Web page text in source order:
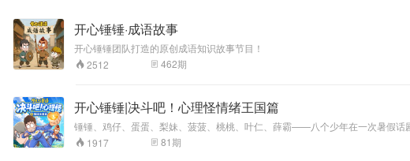
纷出现了吞噬内心
力量的“心理怪”，
它们封印精灵、霸
占村庄，把好端端
的王国搅成了一锅
路。 坐以待毙？不
存在的。 少年们踏
上横跨八个情绪村
庄的冒险旅程，沉
睡的王国还能否迎
开心锤锤·成语故事
开心锤锤团队打造的原创成语知识故事节目！
2512
462期
开心锤锤|决斗吧！心理怪情绪王国篇
锤锤、鸡仔、蛋蛋、梨妹、菠菠、桃桃、叶仁、薛霸——八个少年在一次暑假话
的“心理怪”，它们封印精灵、霸占村庄，把好端端的王国搅成了一锅粥。想回
一起，踏上这场寻找内心力量的奇幻冒险吧
1917 81期